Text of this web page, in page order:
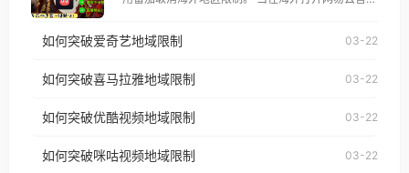
仅能在中国大陆地区播放。 遇到这个问题的朋友们，
使用番茄回国加速器，即可解决「海外用户收听腾讯
台湾、美国、加拿大、澳大利亚、欧洲等国家和地区
权限制所困扰。
播放”的提示语。 海外用户如香港、澳门、台湾、美
国、加拿大、澳大利亚、欧洲等国家和地区时，网易
制问题，且仅能在中国大陆地区播放。 遇到这个问题
户收听网易云音乐地区版权限制」的问题，无论人在
如何突破爱奇艺地域限制 03-22
如何突破喜马拉雅地域限制 03-22
如何突破优酷视频地域限制 03-22
如何突破咪咕视频地域限制 03-22